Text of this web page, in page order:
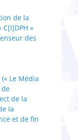
de la
»
des
Le Média
de
de la
la
et de fin